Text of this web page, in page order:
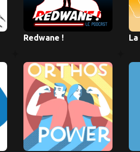
Redwane !